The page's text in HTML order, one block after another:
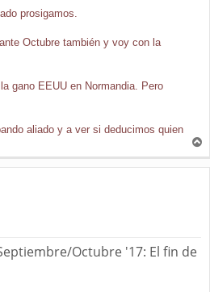
prosigamos.
Octubre también y voy con la
gano EEUU en Normandia. Pero
aliado y a ver si deducimos quien
r
r
Octubre '17: El fin de